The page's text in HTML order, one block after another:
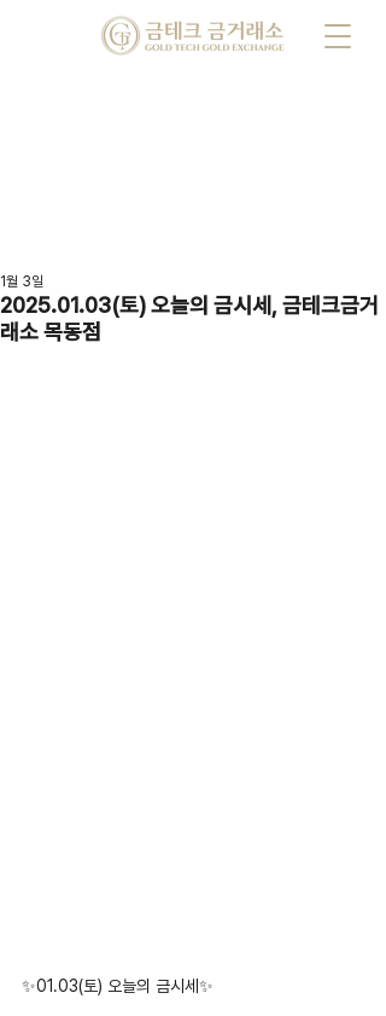
2025.01.03(토) 오늘의 금시세, 금테크금거
래소 목동점
1월 3일
✨01.03(토) 오늘의 금시세✨